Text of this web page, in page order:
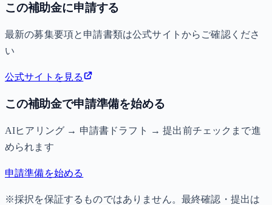
この補助金に申請する
最新の募集要項と申請書類は公式サイトからご確認くださ
い
公式サイトを見る
この補助金で申請準備を始める
AIヒアリング → 申請書ドラフト → 提出前チェックまで進
められます
申請準備を始める
※採択を保証するものではありません。最終確認・提出は